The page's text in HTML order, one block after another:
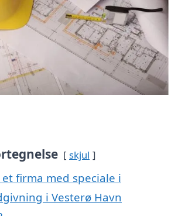
skjul
firma med speciale i
i Vesterø Havn